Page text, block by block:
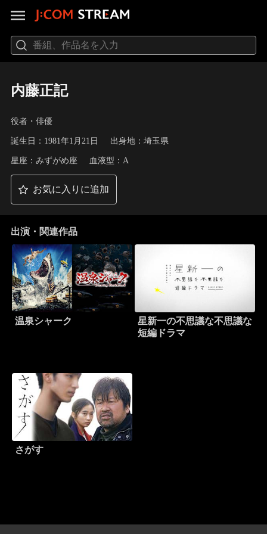
内藤正記
役者・俳優
誕生日：1981年1月21日 出身地：埼玉県
星座：みずがめ座 血液型：A
お気に入りに追加
出演・関連作品
温泉シャーク
星新一の不思議な不思議な
短編ドラマ
さがす